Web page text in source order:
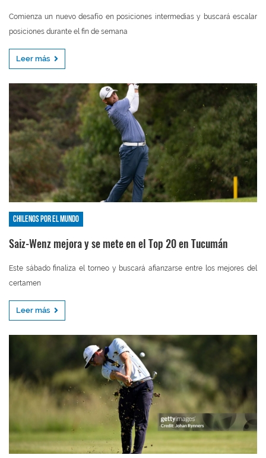
Comienza un nuevo desafío en posiciones intermedias y buscará escalar
posiciones durante el fin de semana
Leer más
Chilenos por el mundo
Saiz-Wenz mejora y se mete en el Top 20 en Tucumán
Este sábado finaliza el torneo y buscará afianzarse entre los mejores del
certamen
Leer más